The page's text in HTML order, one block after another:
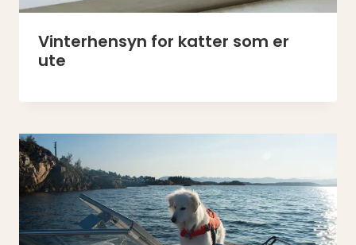
Vinterhensyn for katter som er
ute